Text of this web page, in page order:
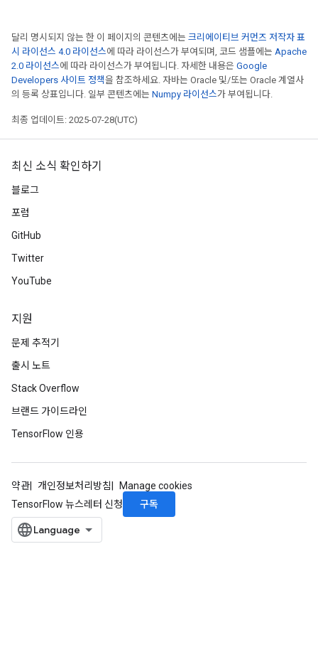
달리 명시되지 않는 한 이 페이지의 콘텐츠에는 크리에이티브 커먼즈 저작자 표
시 라이선스 4.0 라이선스에 따라 라이선스가 부여되며, 코드 샘플에는 Apache
2.0 라이선스에 따라 라이선스가 부여됩니다. 자세한 내용은 Google
Developers 사이트 정책을 참조하세요. 자바는 Oracle 및/또는 Oracle 계열사
의 등록 상표입니다. 일부 콘텐츠에는 Numpy 라이선스가 부여됩니다.
최종 업데이트: 2025-07-28(UTC)
최신 소식 확인하기
블로그
포럼
GitHub
Twitter
YouTube
지원
문제 추적기
출시 노트
Stack Overflow
브랜드 가이드라인
TensorFlow 인용
약관 개인정보처리방침
Manage cookies
TensorFlow 뉴스레터 신청
구독